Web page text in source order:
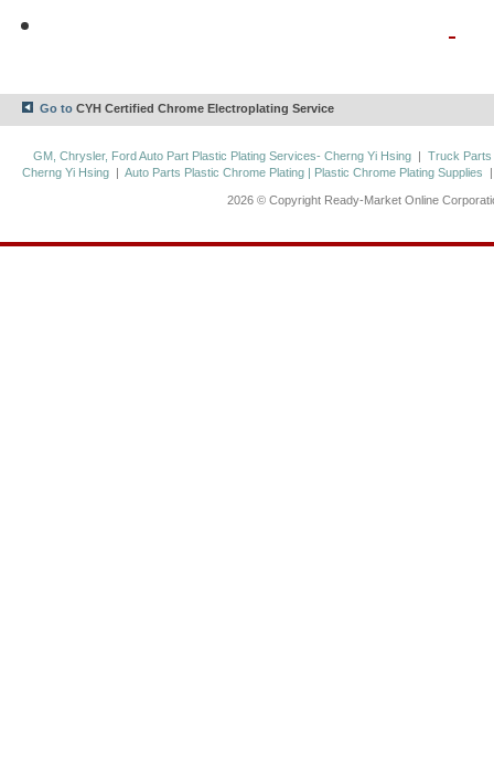
Go to CYH Certified Chrome Electroplating Service
GM, Chrysler, Ford Auto Part Plastic Plating Services- Cherng Yi Hsing | Truck Parts
Cherng Yi Hsing |Auto Parts Plastic Chrome Plating | Plastic Chrome Plating Supplies
2026 © Copyright Ready-Market Online